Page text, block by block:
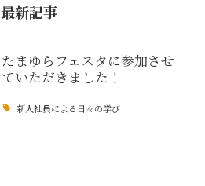
最新記事
たまゆらフェスタに参加させ
ていただきました！
新人社員による日々の学び